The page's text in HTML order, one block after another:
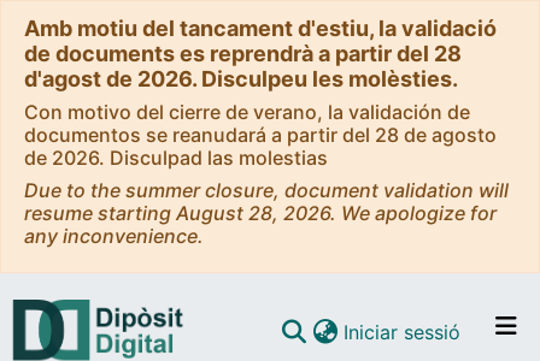
Amb motiu del tancament d'estiu, la validació
de documents es reprendrà a partir del 28
d'agost de 2026. Disculpeu les molèsties.
Con motivo del cierre de verano, la validación de
documentos se reanudará a partir del 28 de agosto
de 2026. Disculpad las molestias
Due to the summer closure, document validation will
resume starting August 28, 2026. We apologize for
any inconvenience.
Iniciar sessió (current)